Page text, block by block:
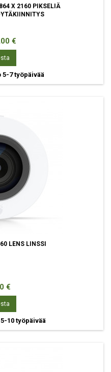
X 2160 PIKSELIÄ
€
7 työpäivää
LENS LINSSI
€
10 työpäivää